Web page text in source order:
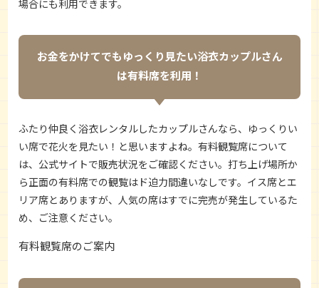
場合にも利用できます。
お金をかけてでもゆっくり見たい浴衣カップルさん
は有料席を利用！
ふたり仲良く浴衣レンタルしたカップルさんなら、ゆっくりい
い席で花火を見たい！と思いますよね。有料観覧席について
は、公式サイトで販売状況をご確認ください。打ち上げ場所か
ら正面の有料席での観覧はド迫力間違いなしです。イス席とエ
リア席とありますが、人気の席はすでに完売が発生しているた
め、ご注意ください。
有料観覧席のご案内